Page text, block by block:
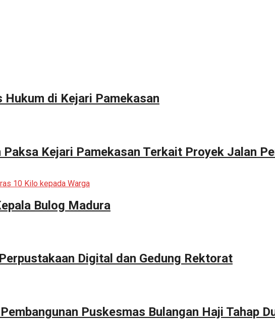
Hukum di Kejari Pamekasan
Kejari Pamekasan Terkait Proyek Jalan
Bulog Madura
Digital dan Gedung Rektorat
Puskesmas Bulangan Haji Tahap